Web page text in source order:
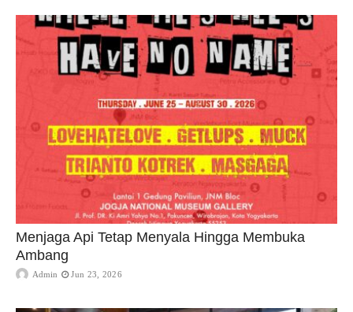
Menjaga Api Tetap Menyala Hingga Membuka
Ambang
Admin Jun 23, 2026